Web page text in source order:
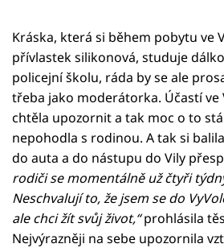
Kráska, která si během pobytu ve
přívlastek silikonová, studuje
policejní školu, ráda by se ale
třeba jako moderátorka. Účastí ve
chtěla upozornit a tak moc o to
nepohodla s rodinou. A tak si
do auta a do nástupu do Vily
rodiči se momentálně už čtyři
Neschvalují to, že jsem se do
ale chci žít svůj život,“prohlásila
Nejvýrazněji na sebe upozornila